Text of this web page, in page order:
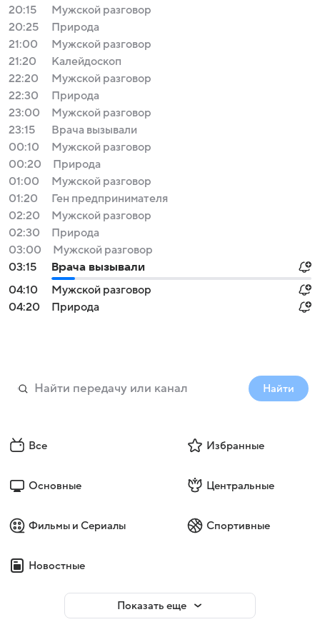
20:15
Мужской разговор
20:25
Природа
21:00
Мужской разговор
21:20
Калейдоскоп
22:20
Мужской разговор
22:30
Природа
23:00
Мужской разговор
23:15
Врача вызывали
00:10
Мужской разговор
00:20
Природа
01:00
Мужской разговор
01:20
Ген предпринимателя
02:20
Мужской разговор
02:30
Природа
03:00
Мужской разговор
03:15
Врача вызывали
04:10
Мужской разговор
04:20
Природа
Найти
Все Избранные
Основные Центральные
Фильмы и Сериалы Спортивные
Новостные
Показать еще